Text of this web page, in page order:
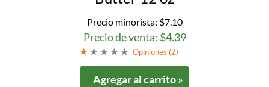
Precio minorista:$7.10
Precio de venta: $4.39
Opiniones (2)
Agregar al carrito »